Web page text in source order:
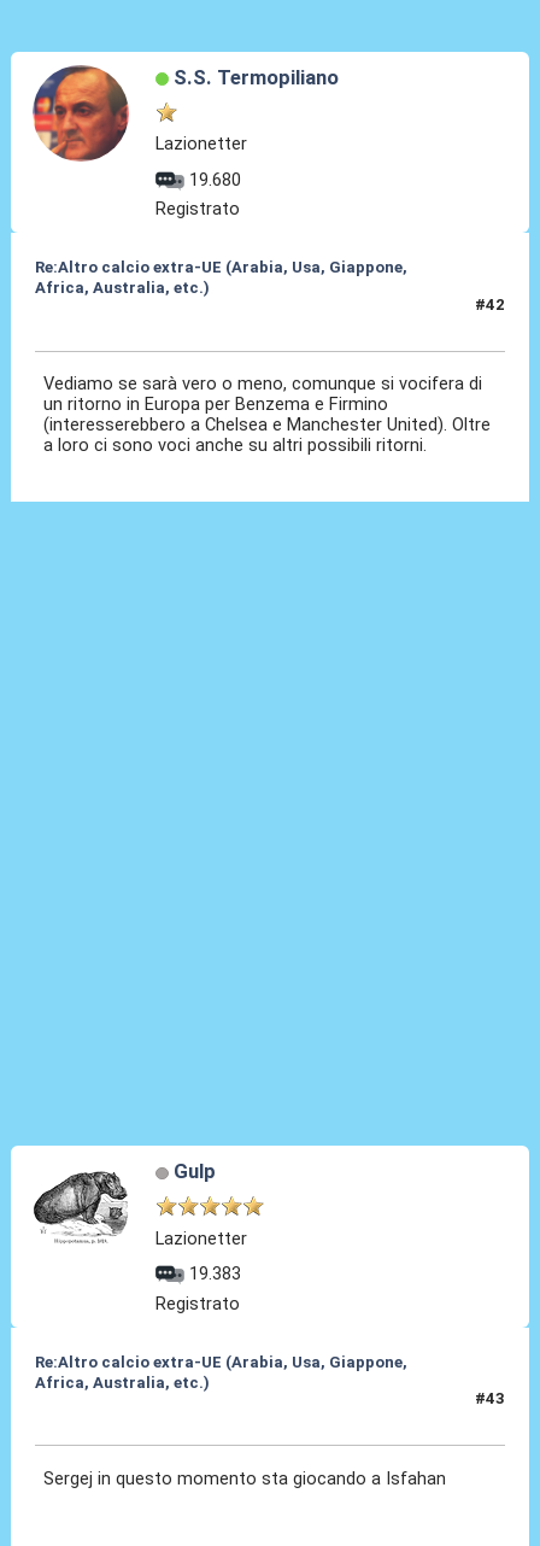
S.S. Termopiliano
Lazionetter
19.680
Registrato
Re:Altro calcio extra-UE (Arabia, Usa, Giappone,
Africa, Australia, etc.)
#42
Vediamo se sarà vero o meno, comunque si vocifera di
un ritorno in Europa per Benzema e Firmino
(interesserebbero a Chelsea e Manchester United). Oltre
a loro ci sono voci anche su altri possibili ritorni.
Gulp
Lazionetter
19.383
Registrato
Re:Altro calcio extra-UE (Arabia, Usa, Giappone,
Africa, Australia, etc.)
#43
Sergej in questo momento sta giocando a Isfahan